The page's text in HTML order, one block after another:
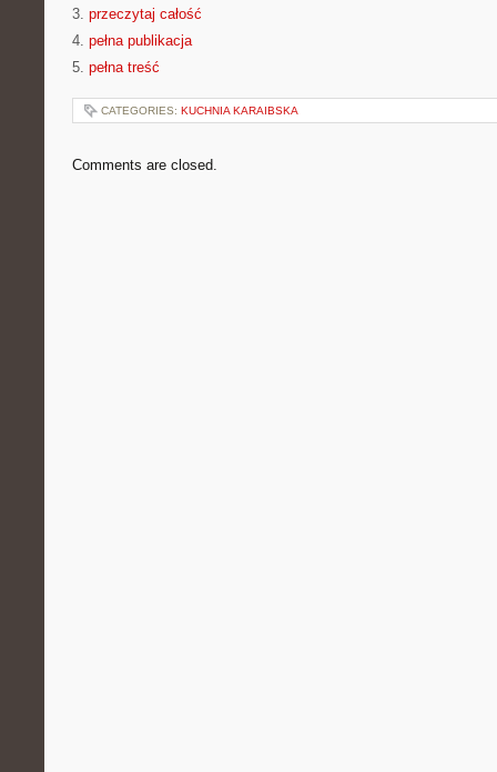
3. przeczytaj całość
4. pełna publikacja
5. pełna treść
CATEGORIES: KUCHNIA KARAIBSKA
Comments are closed.